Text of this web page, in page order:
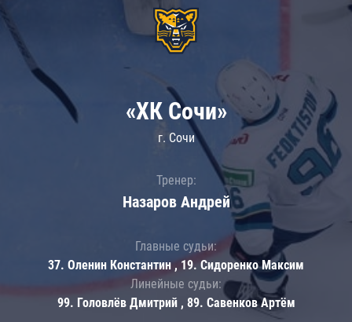
«ХК Сочи»
г. Сочи
Тренер:
Назаров Андрей
Главные судьи:
37. Оленин Константин , 19. Сидоренко Максим
Линейные судьи:
99. Головлёв Дмитрий , 89. Савенков Артём